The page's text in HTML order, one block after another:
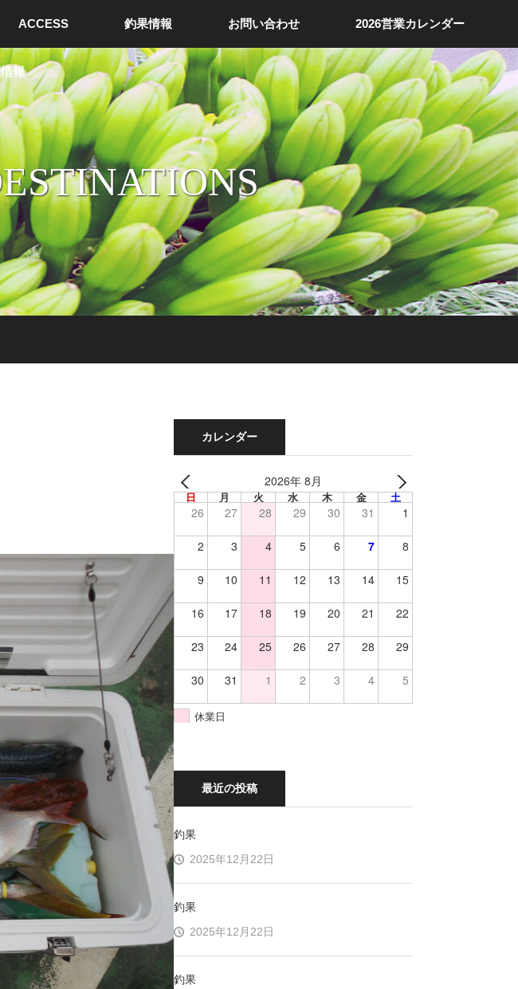
ACCESS 釣果情報 お問い合わせ 2026営業カレンダー
報
カレンダー
2026年 8月
日 月 火 水 木 金 土
26 27 28 29 30 31 1
2 3 4 5 6 7 8
9 10 11 12 13 14 15
16 17 18 19 20 21 22
23 24 25 26 27 28 29
30 31 1 2 3 4 5
休業日
最近の投稿
釣果
2025年12月22日
釣果
2025年12月22日
釣果